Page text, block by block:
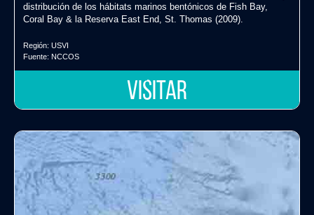
distribución de los hábitats marinos bentónicos de Fish Bay,
Coral Bay & la Reserva East End, St. Thomas (2009).
Región: USVI
Fuente: NCCOS
VISITAR